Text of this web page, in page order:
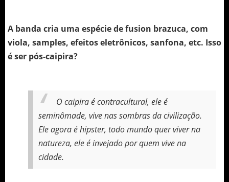
A banda cria uma espécie de fusion brazuca, com
viola, samples, efeitos eletrônicos, sanfona, etc. Isso
é ser pós-caipira?
O caipira é contracultural, ele é
seminômade, vive nas sombras da civilização.
Ele agora é hipster, todo mundo quer viver na
natureza, ele é invejado por quem vive na
cidade.